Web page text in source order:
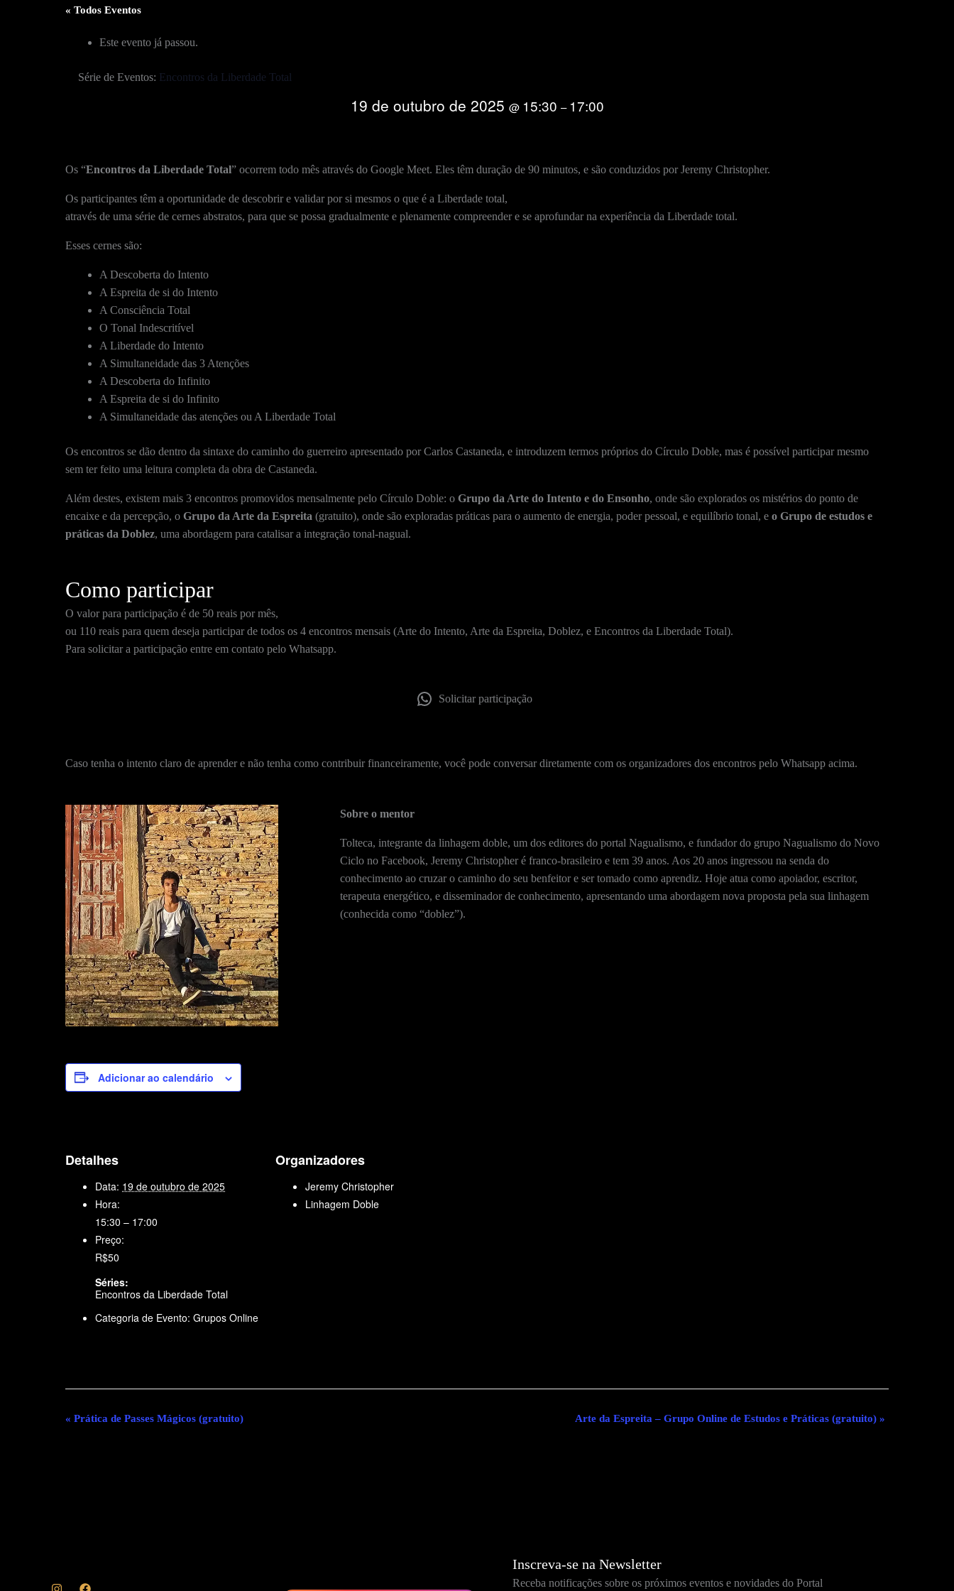
« Todos Eventos
Este evento já passou.
Série de Eventos: Encontros da Liberdade Total
19 de outubro de 2025 @ 15:30 – 17:00
Os “Encontros da Liberdade Total” ocorrem todo mês através do Google Meet. Eles têm duração de 90 minutos, e são conduzidos por Jeremy Christopher.
Os participantes têm a oportunidade de descobrir e validar por si mesmos o que é a Liberdade total,
através de uma série de cernes abstratos, para que se possa gradualmente e plenamente compreender e se aprofundar na experiência da Liberdade total.
Esses cernes são:
A Descoberta do Intento
A Espreita de si do Intento
A Consciência Total
O Tonal Indescritível
A Liberdade do Intento
A Simultaneidade das 3 Atenções
A Descoberta do Infinito
A Espreita de si do Infinito
A Simultaneidade das atenções ou A Liberdade Total
Os encontros se dão dentro da sintaxe do caminho do guerreiro apresentado por Carlos Castaneda, e introduzem termos próprios do Círculo Doble, mas é possível participar mesmo
sem ter feito uma leitura completa da obra de Castaneda.
Além destes, existem mais 3 encontros promovidos mensalmente pelo Círculo Doble: o Grupo da Arte do Intento e do Ensonho, onde são explorados os mistérios do ponto de
encaixe e da percepção, o Grupo da Arte da Espreita (gratuito), onde são exploradas práticas para o aumento de energia, poder pessoal, e equilíbrio tonal, e o Grupo de estudos e
práticas da Doblez, uma abordagem para catalisar a integração tonal-nagual.
Como participar
O valor para participação é de 50 reais por mês,
ou 110 reais para quem deseja participar de todos os 4 encontros mensais (Arte do Intento, Arte da Espreita, Doblez, e Encontros da Liberdade Total).
Para solicitar a participação entre em contato pelo Whatsapp.
Solicitar participação
Caso tenha o intento claro de aprender e não tenha como contribuir financeiramente, você pode conversar diretamente com os organizadores dos encontros pelo Whatsapp acima.
Sobre o mentor
Tolteca, integrante da linhagem doble, um dos editores do portal Nagualismo, e fundador do grupo Nagualismo do Novo
Ciclo no Facebook, Jeremy Christopher é franco-brasileiro e tem 39 anos. Aos 20 anos ingressou na senda do
conhecimento ao cruzar o caminho do seu benfeitor e ser tomado como aprendiz. Hoje atua como apoiador, escritor,
terapeuta energético, e disseminador de conhecimento, apresentando uma abordagem nova proposta pela sua linhagem
(conhecida como “doblez”).
Adicionar ao calendário
Detalhes
Data: 19 de outubro de 2025
Hora:
15:30 – 17:00
Preço:
R$50
Séries:
Encontros da Liberdade Total
Categoria de Evento: Grupos Online
Organizadores
Jeremy Christopher
Linhagem Doble
Evento
« Prática de Passes Mágicos (gratuito) Arte da Espreita – Grupo Online de Estudos e Práticas (gratuito) »
Inscreva-se na Newsletter
Receba notificações sobre os próximos eventos e novidades do Portal